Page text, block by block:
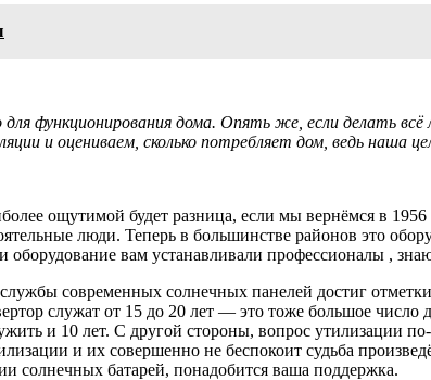
функционирования дома. Опять же, если делать
и оцениваем, сколько потребляет дом, ведь наша
ощутимой будет разница, если мы вернёмся в 1956
люди. Теперь в большинстве районов это
оборудование вам устанавливали профессионалы ,
современных солнечных панелей достиг
служат от 15 до 20 лет — это тоже большое
и 10 лет. С другой стороны, вопрос утилизации
и их совершенно не беспокоит судьба
солнечных батарей, понадобится ваша поддержка.